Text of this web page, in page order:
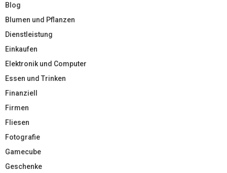
Blog
Blumen und Pflanzen
Dienstleistung
Einkaufen
Elektronik und Computer
Essen und Trinken
Finanziell
Firmen
Fliesen
Fotografie
Gamecube
Geschenke